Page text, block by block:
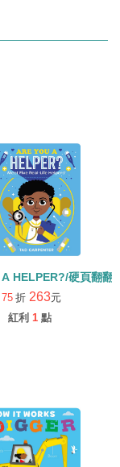
HELPER?/硬頁翻翻
75 折 263元
紅利 1 點